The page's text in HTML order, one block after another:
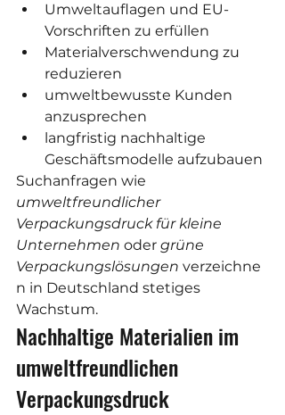
Umweltauflagen und EU-
Vorschriften zu erfüllen
Materialverschwendung zu
reduzieren
umweltbewusste Kunden
anzusprechen
langfristig nachhaltige
Geschäftsmodelle aufzubauen
Suchanfragen wie
umweltfreundlicher
Verpackungsdruck für kleine
Unternehmen oder grüne
Verpackungslösungen verzeichne
n in Deutschland stetiges
Wachstum.
Nachhaltige Materialien im
umweltfreundlichen
Verpackungsdruck